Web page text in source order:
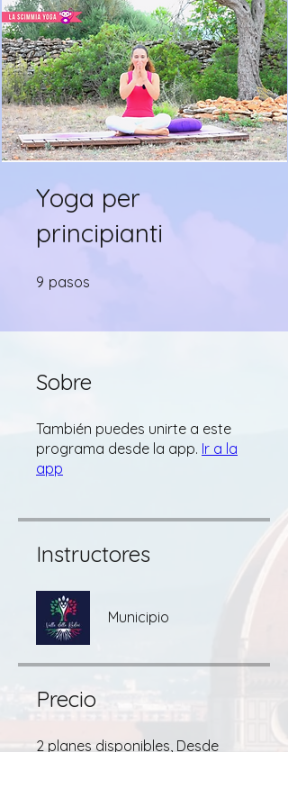
Yoga per
principianti
9 pasos
Sobre
También puedes unirte a este
programa desde la app. Ir a la
app
Instructores
Municipio
Precio
2 planes disponibles, Desde